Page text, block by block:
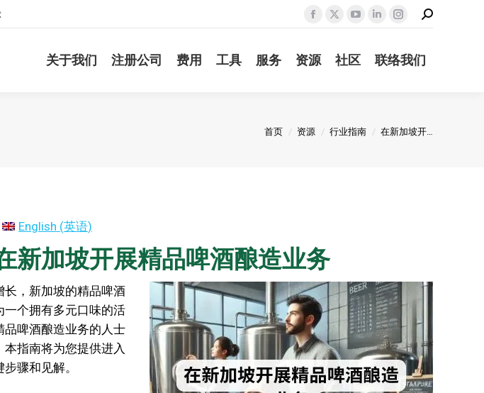
Facebook
opens
X
opens
YouTube
opens
Linkedin
opens
Instagram
opens
Search:
关于我们 注册公司 费用 工具 服务 资源 社区 联络我们
您在这里：
首页 资源 行业指南 在新加坡开…
English (英语)
新加坡开展精品啤酒酿造业务
长，新加坡的精品啤酒
个拥有多元口味的活
品啤酒酿造业务的人士
指南将为您提供进入
骤和见解。